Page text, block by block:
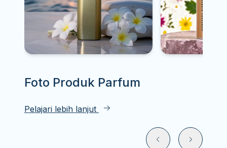
Foto Produk Parfum
Pelajari lebih lanjut